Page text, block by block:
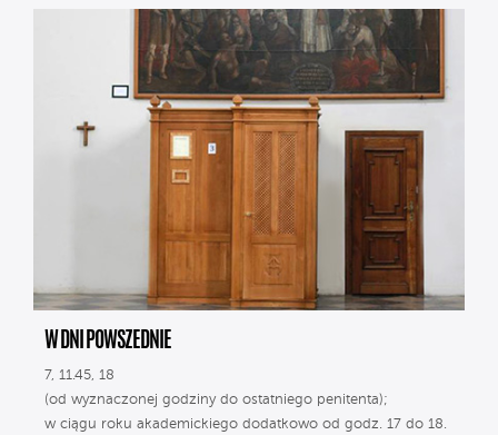
W DNI POWSZEDNIE
7, 11.45, 18
(od wyznaczonej godziny do ostatniego penitenta);
w ciągu roku akademickiego dodatkowo od godz. 17 do 18.